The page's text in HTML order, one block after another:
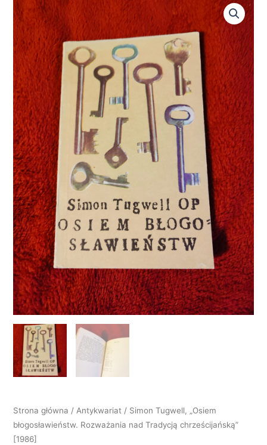
Strona główna / Antykwariat / Simon Tugwell, „Osiem
błogosławieństw. Rozważania nad Tradycją chrześcijańską”
[1986]